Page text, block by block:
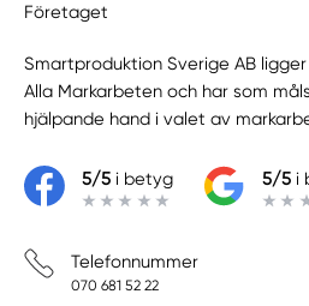
Företaget
Smartproduktion Sverige AB
Alla Markarbeten och har som
hjälpande hand i valet av
5/5i betyg 5/5i
Telefonnummer
070 681 52 22